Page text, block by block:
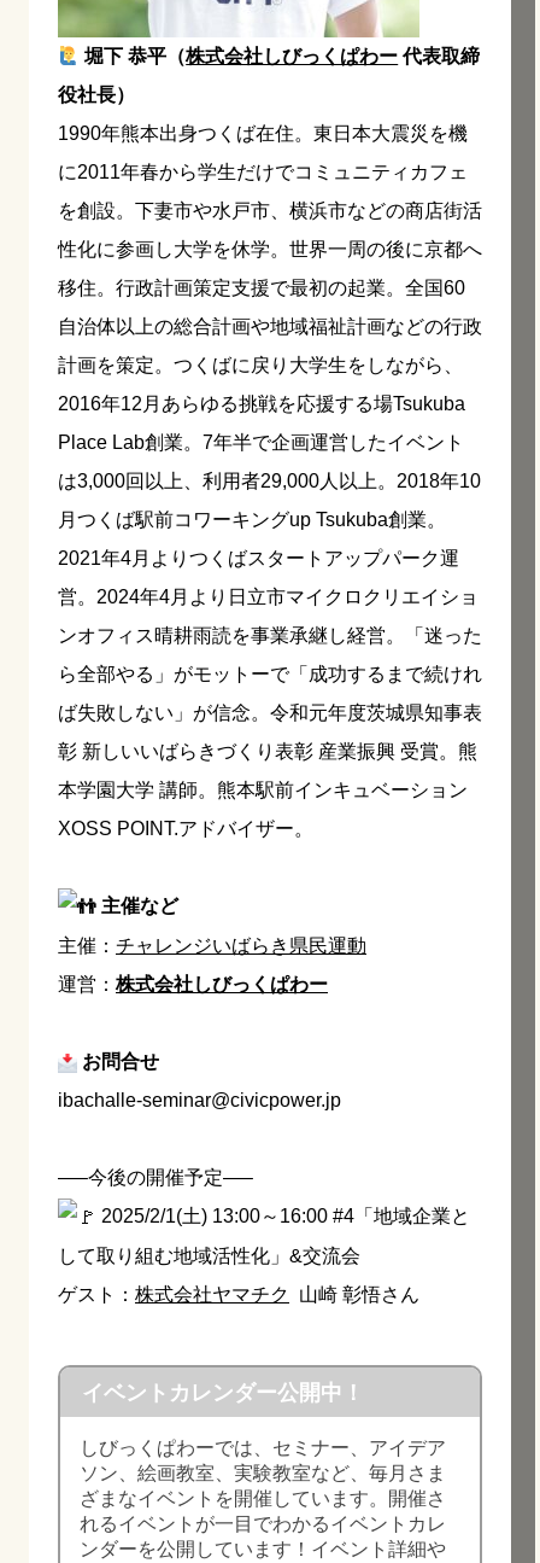
堀下 恭平（株式会社しびっくぱわー代表取締
役社長）
1990年熊本出身つくば在住。東日本大震災を機
に2011年春から学生だけでコミュニティカフェ
を創設。下妻市や水戸市、横浜市などの商店街活
性化に参画し大学を休学。世界一周の後に京都へ
移住。行政計画策定支援で最初の起業。全国60
自治体以上の総合計画や地域福祉計画などの行政
計画を策定。つくばに戻り大学生をしながら、
2016年12月あらゆる挑戦を応援する場Tsukuba
Place Lab創業。7年半で企画運営したイベント
は3,000回以上、利用者29,000人以上。2018年10
月つくば駅前コワーキングup Tsukuba創業。
2021年4月よりつくばスタートアップパーク運
営。2024年4月より日立市マイクロクリエイショ
ンオフィス晴耕雨読を事業承継し経営。「迷った
ら全部やる」がモットーで「成功するまで続けれ
ば失敗しない」が信念。令和元年度茨城県知事表
彰 新しいいばらきづくり表彰 産業振興 受賞。熊
本学園大学 講師。熊本駅前インキュベーション
XOSS POINT.アドバイザー。
主催など
主催： チャレンジいばらき県民運動
運営： 株式会社しびっくぱわー
お問合せ
ibachalle-seminar@civicpower.jp
—–今後の開催予定—–
2025/2/1(土) 13:00～16:00 #4「地域企業と
して取り組む地域活性化」&交流会
ゲスト： 株式会社ヤマチク 山崎 彰悟さん
イベントカレンダー公開中！
しびっくぱわーでは、セミナー、アイデア
ソン、絵画教室、実験教室など、毎月さま
ざまなイベントを開催しています。開催さ
れるイベントが一目でわかるイベントカレ
ンダーを公開しています！イベント詳細や